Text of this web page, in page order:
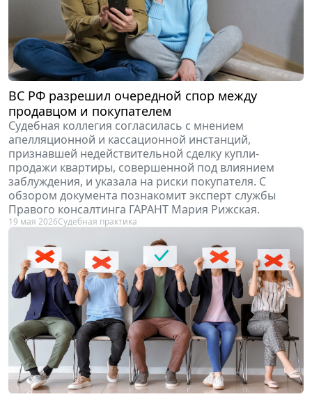
ВС РФ разрешил очередной спор между
продавцом и покупателем
Судебная коллегия согласилась с мнением
апелляционной и кассационной инстанций,
признавшей недействительной сделку купли-
продажи квартиры, совершенной под влиянием
заблуждения, и указала на риски покупателя. С
обзором документа познакомит эксперт службы
Правого консалтинга ГАРАНТ Мария Рижская.
19 мая 2026Судебная практика